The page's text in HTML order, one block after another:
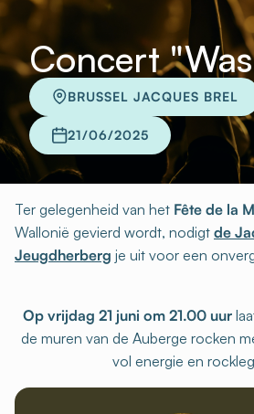
Concert
BRUSSEL JACQUES BREL
21/06/2025
Ter gelegenheid van het Fête de la
Wallonië gevierd wordt, nodigt de
Jeugdherberg je uit voor een
Op vrijdag 21 juni om 21.00 uur
de muren van de Auberge rocken
vol energie en